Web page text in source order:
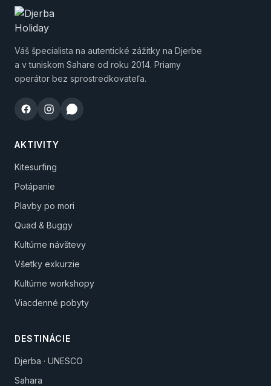
Váš špecialista na autentické zážitky na Djerbe
a v tuniskom Saharе od roku 2014. Priamy
operátor bez sprostredkovateľa.
AKTIVITY
Kitesurfing
Potápanie
Plavby po mori
Quad & Buggy
Kultúrne návštevy
Všetky exkurzie
Kultúrne workshopy
Viacdenné pobyty
DESTINÁCIE
Djerba · UNESCO
Sahara